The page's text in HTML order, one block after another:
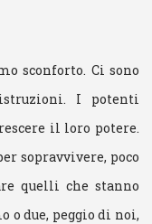
sconforto. Ci sono
I potenti
il loro potere.
sopravvivere, poco
quelli che stanno
o due, peggio di noi,